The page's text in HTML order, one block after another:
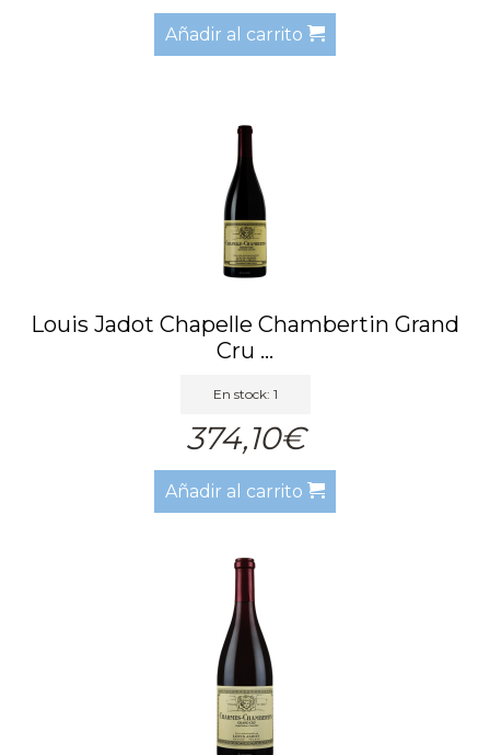
Añadir al carrito
Louis Jadot Chapelle Chambertin Grand
Cru ...
En stock: 1
374,10€
Añadir al carrito